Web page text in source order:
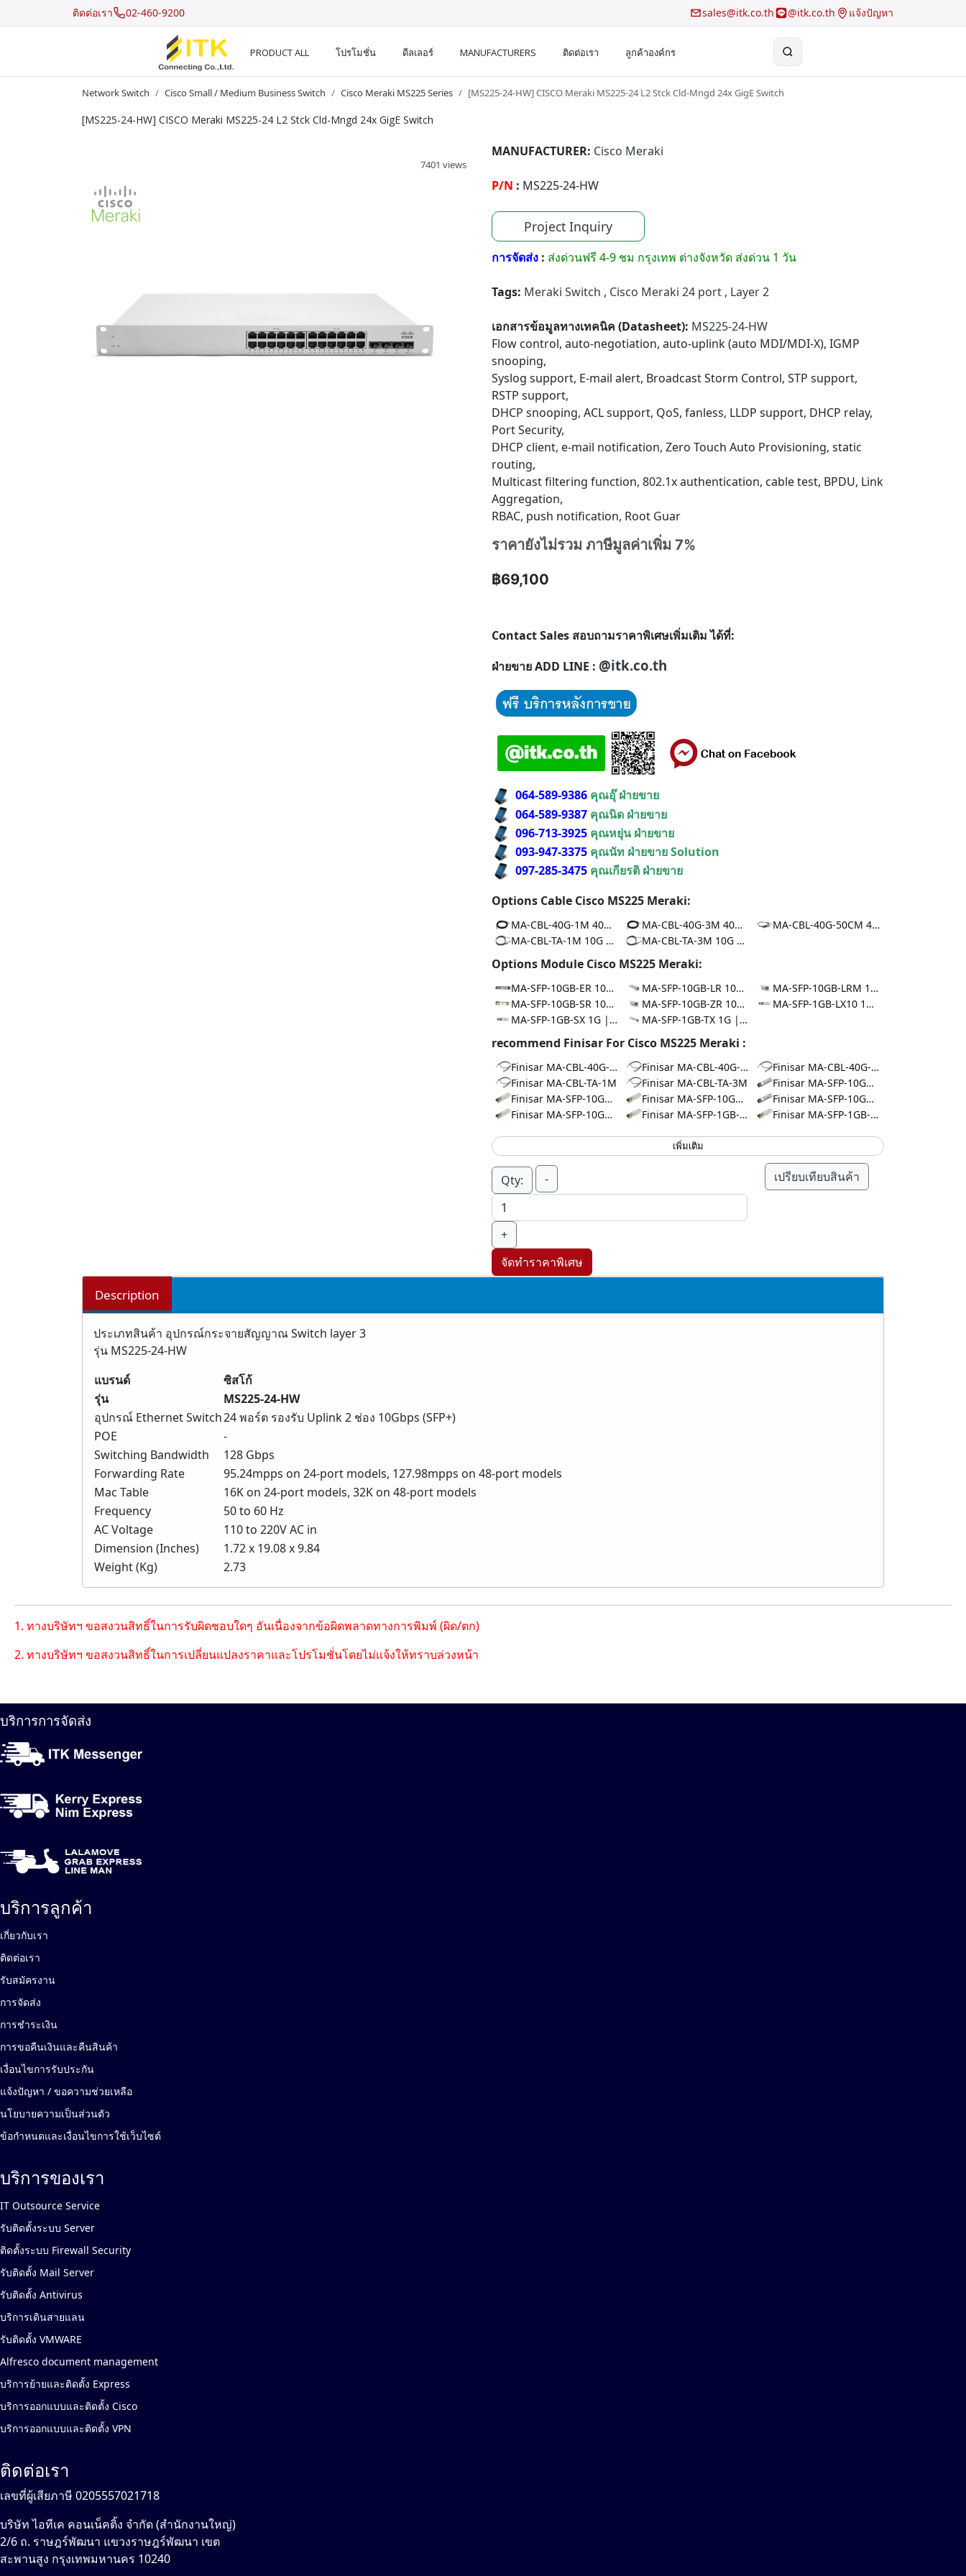
ติดต่อเรา 02-460-9200 sales@itk.co.th @itk.co.th แจ้งปัญหา
PRODUCT ALL โปรโมชั่น ดีลเลอร์ MANUFACTURERS ติดต่อเรา ลูกค้าองค์กร
Search
Network Switch Cisco Small / Medium Business Switch Cisco Meraki MS225 Series [MS225-24-HW] CISCO Meraki MS225-24 L2 Stck Cld-Mngd 24x GigE Switch
[MS225-24-HW] CISCO Meraki MS225-24 L2 Stck Cld-Mngd 24x GigE Switch
7401 views
MANUFACTURER: Cisco Meraki
P/N : MS225-24-HW
Project Inquiry
การจัดส่ง : ส่งด่วนฟรี 4-9 ชม กรุงเทพ ต่างจังหวัด ส่งด่วน 1 วัน
Tags: Meraki Switch , Cisco Meraki 24 port , Layer 2
เอกสารข้อมูลทางเทคนิค (Datasheet): MS225-24-HW
Flow control, auto-negotiation, auto-uplink (auto MDI/MDI-X), IGMP
snooping,
Syslog support, E-mail alert, Broadcast Storm Control, STP support,
RSTP support,
DHCP snooping, ACL support, QoS, fanless, LLDP support, DHCP relay,
Port Security,
DHCP client, e-mail notification, Zero Touch Auto Provisioning, static
routing,
Multicast filtering function, 802.1x authentication, cable test, BPDU, Link
Aggregation,
RBAC, push notification, Root Guar
ราคายังไม่รวม ภาษีมูลค่าเพิ่ม 7%
฿69,100
Contact Sales สอบถามราคาพิเศษเพิ่มเติม ได้ที่:
ฝ่ายขาย ADD LINE : @itk.co.th
064-589-9386 คุณอุ๊ ฝ่ายขาย
064-589-9387 คุณนิด ฝ่ายขาย
096-713-3925 คุณหยุ่น ฝ่ายขาย
093-947-3375 คุณนัท ฝ่ายขาย Solution
097-285-3475 คุณเกียรติ ฝ่ายขาย
Options Cable Cisco MS225 Meraki:
MA-CBL-40G-1M 40G | DAC 1m MA-CBL-40G-3M 40G | DAC 3m
MA-CBL-40G-50CM 40G | DAC 0.5m
MA-CBL-TA-1M 10G | DAC 1m
MA-CBL-TA-3M 10G | DAC 3m
Options Module Cisco MS225 Meraki:
MA-SFP-10GB-ER 10G | 40km MA-SFP-10GB-LR 10G | 10km
MA-SFP-10GB-LRM 10G | 220m
MA-SFP-10GB-SR 10G | 400m
MA-SFP-10GB-ZR 10G | 80km
MA-SFP-1GB-LX10 1G | 10km
MA-SFP-1GB-SX 1G | 550m
MA-SFP-1GB-TX 1G | 100m
recommend Finisar For Cisco MS225 Meraki :
Finisar MA-CBL-40G-1M Finisar MA-CBL-40G-3M
Finisar MA-CBL-40G-50CM
Finisar MA-CBL-TA-1M
Finisar MA-CBL-TA-3M
Finisar MA-SFP-10GB-ER
Finisar MA-SFP-10GB-LR
Finisar MA-SFP-10GB-LRM
Finisar MA-SFP-10GB-SR
Finisar MA-SFP-10GB-ZR
Finisar MA-SFP-1GB-LX10 Finisar MA-SFP-1GB-SX
เพิ่มเติม
Qty: -
+
จัดทำราคาพิเศษ
เปรียบเทียบสินค้า
Description
ประเภทสินค้า อุปกรณ์กระจายสัญญาณ Switch layer 3
รุ่น MS225-24-HW
แบรนด์
ซิสโก้
รุ่น
MS225-24-HW
อุปกรณ์ Ethernet Switch24 พอร์ต รองรับ Uplink 2 ช่อง 10Gbps (SFP+)
POE
-
Switching Bandwidth
128 Gbps
Forwarding Rate
95.24mpps on 24-port models, 127.98mpps on 48-port models
Mac Table
16K on 24-port models, 32K on 48-port models
Frequency
50 to 60 Hz
AC Voltage
110 to 220V AC in
Dimension (Inches)
1.72 x 19.08 x 9.84
Weight (Kg)
2.73
1. ทางบริษัทฯ ขอสงวนสิทธิ์ในการรับผิดชอบใดๆ อันเนื่องจากข้อผิดพลาดทางการพิมพ์ (ผิด/ตก)
2. ทางบริษัทฯ ขอสงวนสิทธิ์ในการเปลี่ยนแปลงราคาและโปรโมชั่นโดยไม่แจ้งให้ทราบล่วงหน้า
บริการการจัดส่ง
บริการลูกค้า
เกี่ยวกับเรา
ติดต่อเรา
รับสมัครงาน
การจัดส่ง
การชำระเงิน
การขอคืนเงินและคืนสินค้า
เงื่อนไขการรับประกัน
แจ้งปัญหา / ขอความช่วยเหลือ
นโยบายความเป็นส่วนตัว
ข้อกำหนดและเงื่อนไขการใช้เว็บไซต์
บริการของเรา
IT Outsource Service
รับติดตั้งระบบ Server
ติดตั้งระบบ Firewall Security
รับติดตั้ง Mail Server
รับติดตั้ง Antivirus
บริการเดินสายแลน
รับติดตั้ง VMWARE
Alfresco document management
บริการย้ายและติดตั้ง Express
บริการออกแบบและติดตั้ง Cisco
บริการออกแบบและติดตั้ง VPN
ติดต่อเรา
เลขที่ผู้เสียภาษี 0205557021718
บริษัท ไอทีเค คอนเน็คติ้ง จำกัด (สำนักงานใหญ่)
2/6 ถ. ราษฎร์พัฒนา แขวงราษฎร์พัฒนา เขต
สะพานสูง กรุงเทพมหานคร 10240